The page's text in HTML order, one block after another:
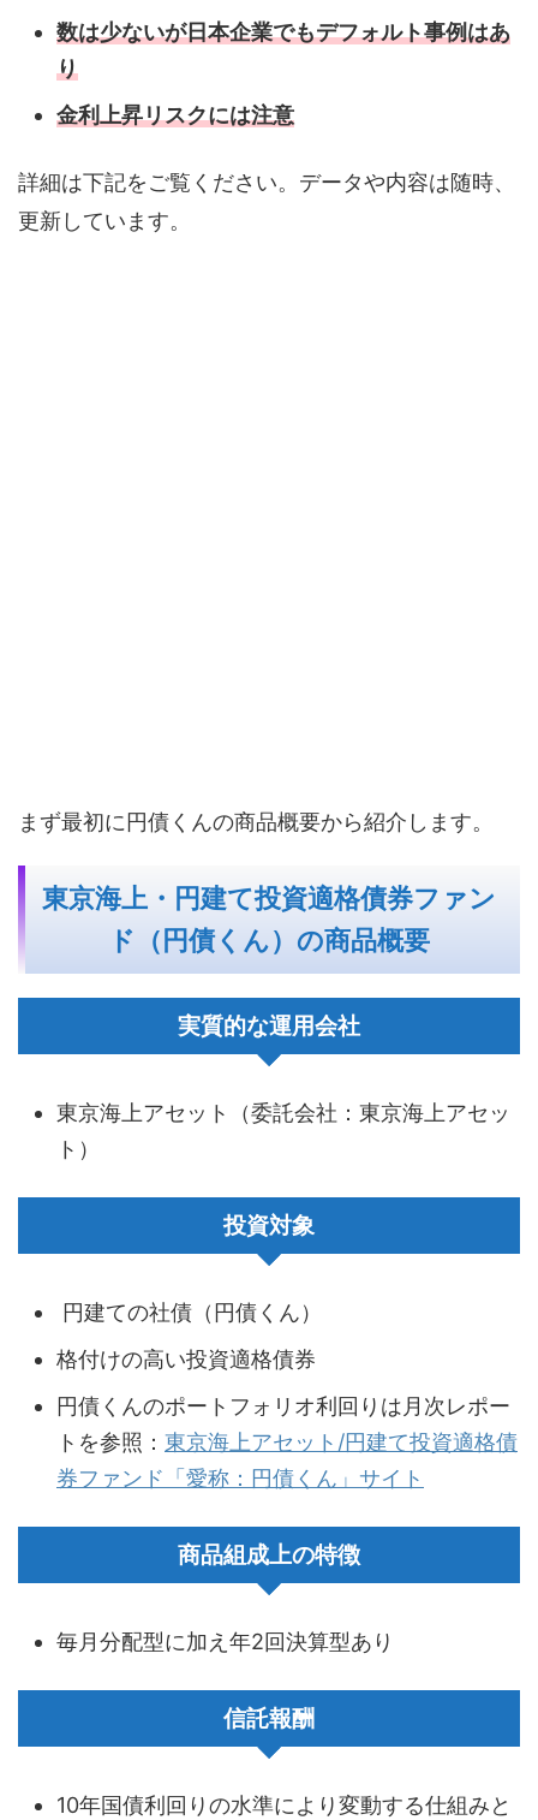
数は少ないが日本企業でもデフォルト事例はあ
り
金利上昇リスクには注意
詳細は下記をご覧ください。データや内容は随時、
更新しています。
まず最初に円債くんの商品概要から紹介します。
東京海上・円建て投資適格債券ファン
ド（円債くん）の商品概要
実質的な運用会社
東京海上アセット（委託会社：東京海上アセッ
ト）
投資対象
円建ての社債（円債くん）
格付けの高い投資適格債券
円債くんのポートフォリオ利回りは月次レポー
トを参照： 東京海上アセット/円建て投資適格債
券ファンド「愛称：円債くん」サイト
商品組成上の特徴
毎月分配型に加え年2回決算型あり
信託報酬
10年国債利回りの水準により変動する仕組みと